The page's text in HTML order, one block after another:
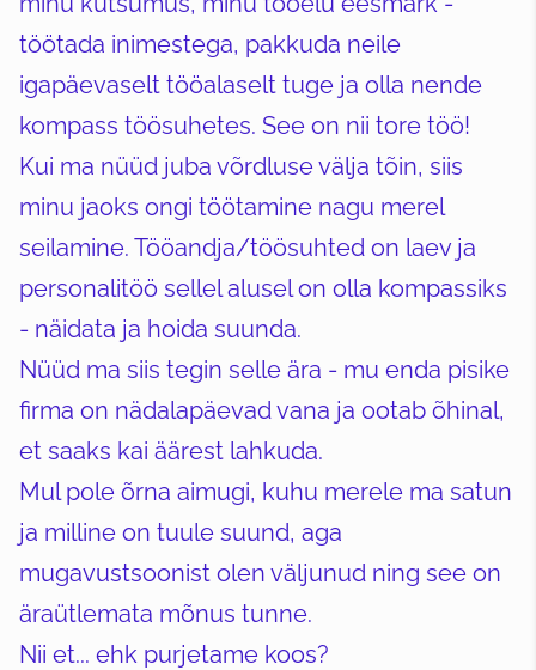
töötada inimestega, pakkuda neile
igapäevaselt tööalaselt tuge ja olla nende
kompass töösuhetes. See on nii tore töö!
Kui ma nüüd juba võrdluse välja tõin, siis
minu jaoks ongi töötamine nagu merel
seilamine. Tööandja/töösuhted on laev ja
personalitöö sellel alusel on olla kompassiks
- näidata ja hoida suunda.
Nüüd ma siis tegin selle ära - mu enda pisike
firma on nädalapäevad vana ja ootab õhinal,
et saaks kai äärest lahkuda.
Mul pole õrna aimugi, kuhu merele ma satun
ja milline on tuule suund, aga
mugavustsoonist olen väljunud ning see on
äraütlemata mõnus tunne.
Nii et... ehk purjetame koos?